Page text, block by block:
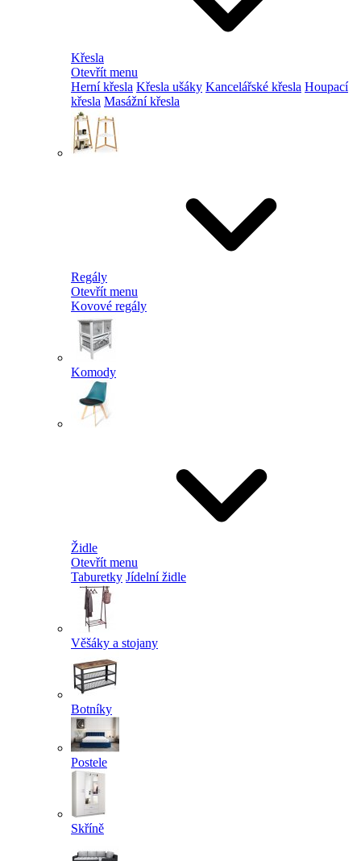
Křesla
Otevřít menu
Herní křesla Křesla ušáky Kancelářské křesla Houpací
křesla Masážní křesla
Regály
Otevřít menu
Kovové regály
Komody
Židle
Otevřít menu
Taburetky Jídelní židle
Věšáky a stojany
Botníky
Postele
Skříně